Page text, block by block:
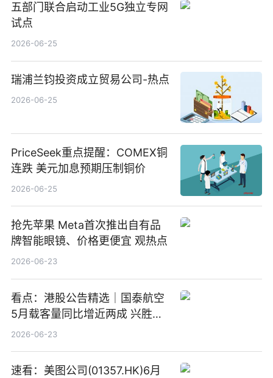
五部门联合启动工业5G独立专网
试点
2026-06-25
瑞浦兰钧投资成立贸易公司-热点
2026-06-25
PriceSeek重点提醒：COMEX铜
连跌 美元加息预期压制铜价
2026-06-25
抢先苹果 Meta首次推出自有品
牌智能眼镜、价格更便宜 观热点
2026-06-23
看点：港股公告精选｜国泰航空
5月载客量同比增近两成 兴胜创
建预计上一财年亏损约9亿港元
2026-06-23
速看：美图公司(01357.HK)6月